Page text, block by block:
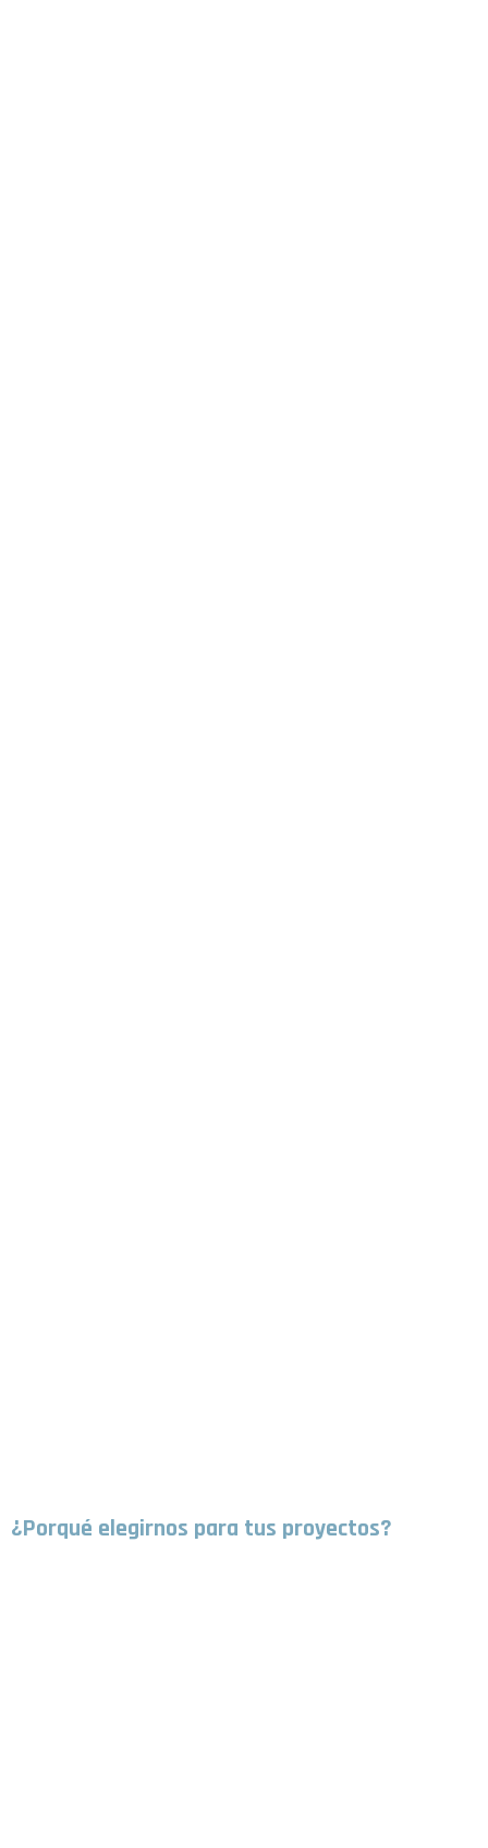
¿Porqué elegirnos para tus proyectos?